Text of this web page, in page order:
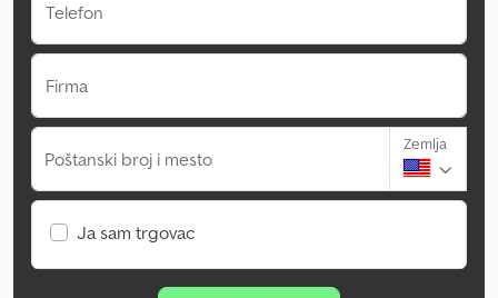
Telefon
Firma
Poštanski broj i mesto
Zemlja
Ja sam trgovac